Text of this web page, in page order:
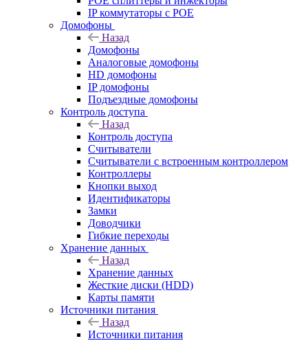
IP коммутаторы с POE
Домофоны
Назад
Домофоны
Аналоговые домофоны
HD домофоны
IP домофоны
Подъездные домофоны
Контроль доступа
Назад
Контроль доступа
Считыватели
Считыватели с встроенным контроллером
Контроллеры
Кнопки выход
Идентификаторы
Замки
Доводчики
Гибкие переходы
Хранение данных
Назад
Хранение данных
Жесткие диски (HDD)
Карты памяти
Источники питания
Назад
Источники питания